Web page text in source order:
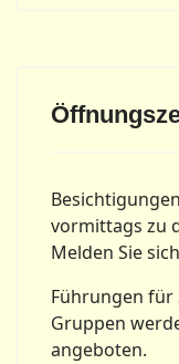
vormittags zu
Melden Sie
Führungen für
Gruppen
angeboten.